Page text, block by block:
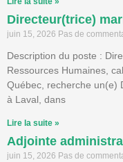
Directeur(trice)
juin 15, 2026 Pas de
Description du poste :
Ressources Humaines,
Québec, recherche un(e)
à Laval, dans
Lire la suite »
Adjointe
juin 15, 2026 Pas de